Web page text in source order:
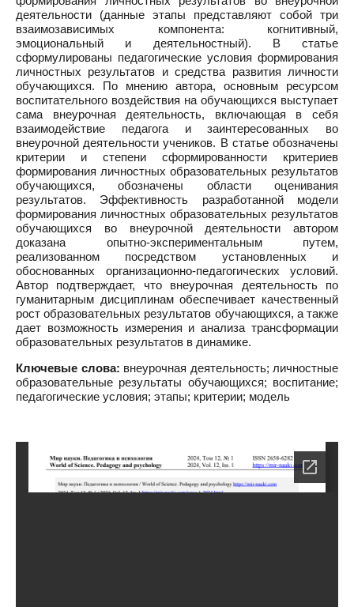
деятельности (данные этапы представляют собой три
взаимозависимых компонента: когнитивный,
эмоциональный и деятельностный). В статье
сформулированы педагогические условия формирования
личностных результатов и средства развития личности
обучающихся. По мнению автора, основным ресурсом
воспитательного воздействия на обучающихся выступает
сама внеурочная деятельность, включающая в себя
взаимодействие педагога и заинтересованных во
внеурочной деятельности учеников. В статье обозначены
критерии и степени сформированности критериев
формирования личностных образовательных результатов
обучающихся, обозначены области оценивания
результатов. Эффективность разработанной модели
формирования личностных образовательных результатов
обучающихся во внеурочной деятельности автором
доказана опытно-экспериментальным путем,
реализованном посредством установленных и
обоснованных организационно-педагогических условий.
Автор подтверждает, что внеурочная деятельность по
гуманитарным дисциплинам обеспечивает качественный
рост образовательных результатов обучающихся, а также
дает возможность измерения и анализа трансформации
образовательных результатов в динамике.
Ключевые слова: внеурочная деятельность; личностные
образовательные результаты обучающихся; воспитание;
педагогические условия; этапы; критерии; модель